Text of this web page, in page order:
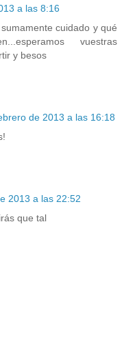
a las 8:16
cuidado y qué
vuestras
y besos
de 2013 a las 16:18
2013 a las 22:52
que tal